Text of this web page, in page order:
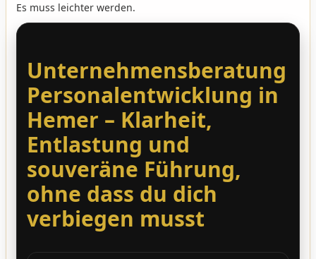
Es muss leichter werden.
Unternehmensberatung
Personalentwicklung in
Hemer – Klarheit,
Entlastung und
souveräne Führung,
ohne dass du dich
verbiegen musst